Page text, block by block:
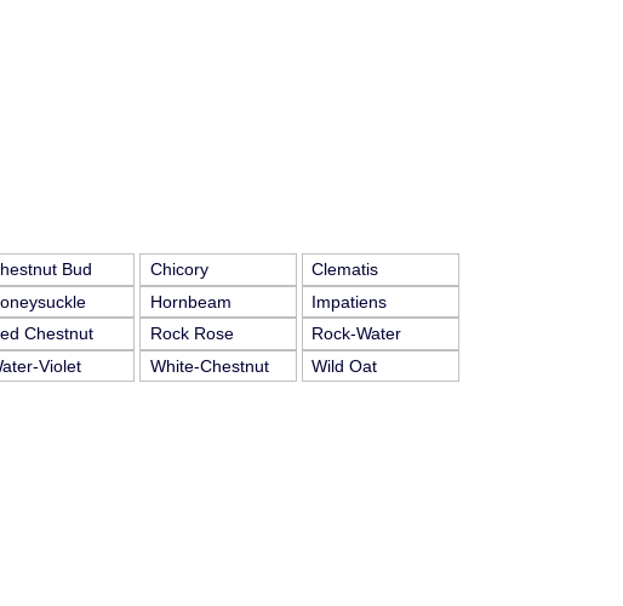
Bud Chicory
Clematis
Hornbeam
Impatiens
Chestnut Rock Rose
Rock-Water
Violet White-Chestnut
Wild Oat